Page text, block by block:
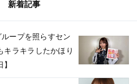
新着記事
ープを照らすセン
キラキラしたかほり